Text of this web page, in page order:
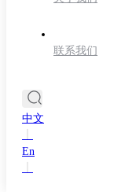
联系我们
中文
En